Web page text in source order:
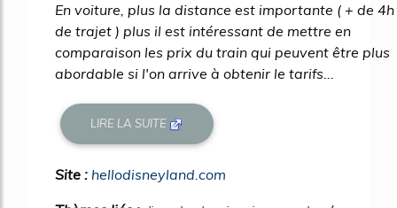
En voiture, plus la distance est importante ( + de 4h
de trajet ) plus il est intéressant de mettre en
comparaison les prix du train qui peuvent être plus
abordable si l'on arrive à obtenir le tarifs...
LIRE LA SUITE
Site : hellodisneyland.com